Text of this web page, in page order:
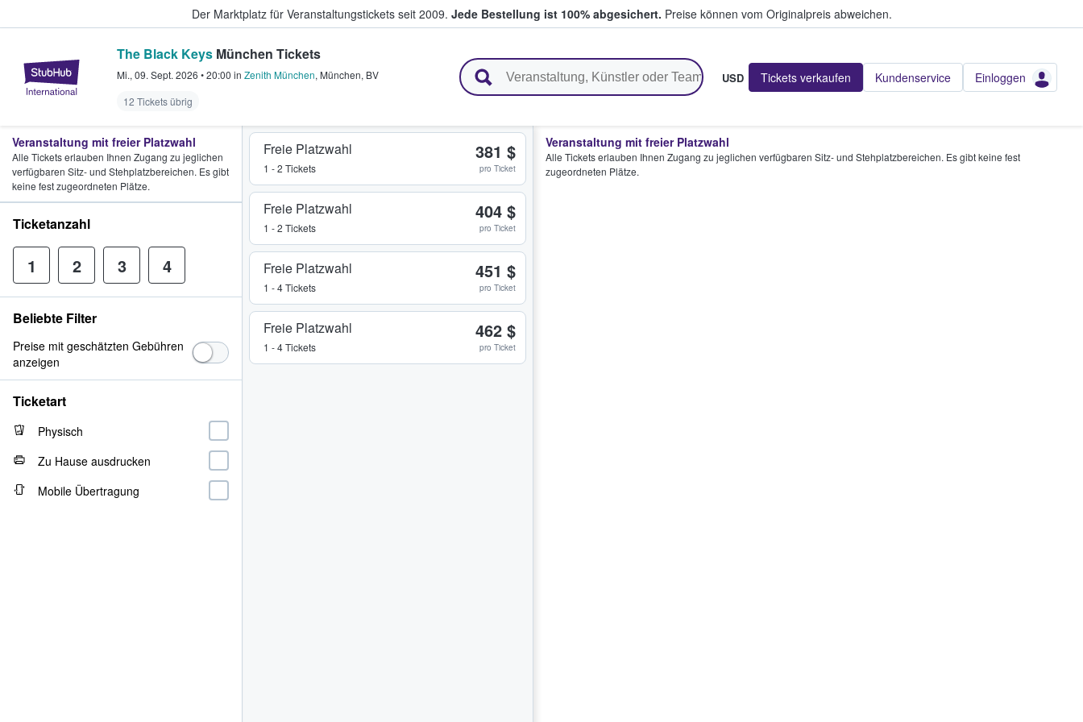
Der Marktplatz für Veranstaltungstickets seit 2009. Jede Bestellung ist 100% abgesichert. Preise können vom Originalpreis abweichen.
StubHub - Wo Fans Tickets kaufen & verkaufen
The Black Keys München Tickets
Mi., 09. Sept. 2026 •20:00 in Zenith München, München, BV
12 Tickets übrig
USD Tickets verkaufen Kundenservice Einloggen
Freie Platzwahl
1 - 2 Tickets
381 $
pro Ticket
Freie Platzwahl
1 - 2 Tickets
404 $
pro Ticket
Freie Platzwahl
1 - 4 Tickets
451 $
pro Ticket
Freie Platzwahl
1 - 4 Tickets
462 $
pro Ticket
Veranstaltung mit freier Platzwahl
Alle Tickets erlauben Ihnen Zugang zu jeglichen verfügbaren Sitz- und Stehplatzbereichen. Es gibt keine fest
zugeordneten Plätze.
Veranstaltung mit freier Platzwahl
Alle Tickets erlauben Ihnen Zugang zu jeglichen
verfügbaren Sitz- und Stehplatzbereichen. Es gibt
keine fest zugeordneten Plätze.
Ticketanzahl
1 2 3 4
Beliebte Filter
Preise mit geschätzten Gebühren
anzeigen
Ticketart
Physisch
Zu Hause ausdrucken
Mobile Übertragung